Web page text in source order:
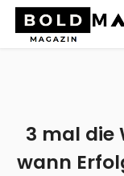
3 mal die
wann